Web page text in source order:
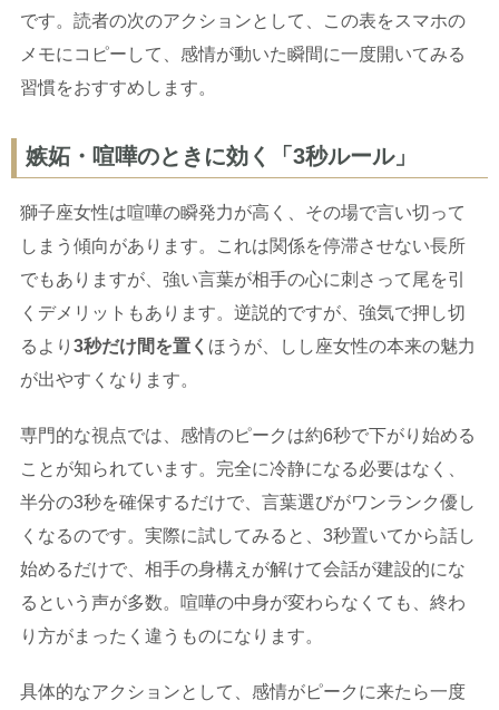
です。読者の次のアクションとして、この表をスマホの
メモにコピーして、感情が動いた瞬間に一度開いてみる
習慣をおすすめします。
嫉妬・喧嘩のときに効く「3秒ルール」
獅子座女性は喧嘩の瞬発力が高く、その場で言い切って
しまう傾向があります。これは関係を停滞させない長所
でもありますが、強い言葉が相手の心に刺さって尾を引
くデメリットもあります。逆説的ですが、強気で押し切
るより 3秒だけ間を置く ほうが、しし座女性の本来の魅力
が出やすくなります。
専門的な視点では、感情のピークは約6秒で下がり始める
ことが知られています。完全に冷静になる必要はなく、
半分の3秒を確保するだけで、言葉選びがワンランク優し
くなるのです。実際に試してみると、3秒置いてから話し
始めるだけで、相手の身構えが解けて会話が建設的にな
るという声が多数。喧嘩の中身が変わらなくても、終わ
り方がまったく違うものになります。
具体的なアクションとして、感情がピークに来たら一度